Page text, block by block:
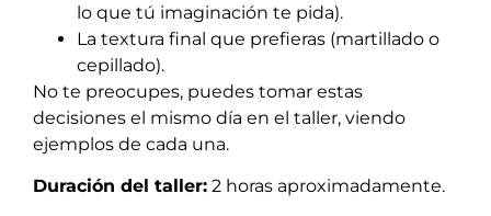
lo que tú imaginación te pida).
La textura final que prefieras (martillado o
cepillado).
No te preocupes, puedes tomar estas
decisiones el mismo día en el taller, viendo
ejemplos de cada una.
Duración del taller: 2 horas aproximadamente.